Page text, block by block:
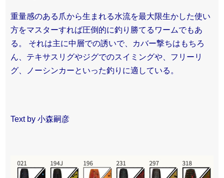
重量感のある爪から生まれる水流を最大限生かした使い
方をマスターすれば圧倒的に釣り勝てるワームでもあ
る。 それは主に中層での誘いで、カバー撃ちはもちろ
ん、テキサスリグやジグでのスイミングや、フリーリ
グ、ノーシンカーといった釣りに適している。
Text by 小森嗣彦